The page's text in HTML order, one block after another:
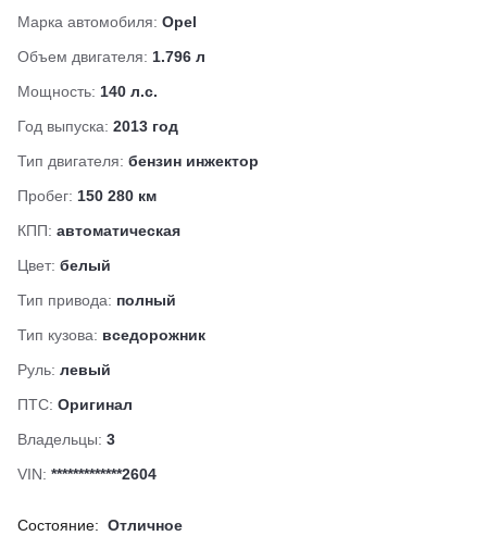
Марка автомобиля: Opel
Объем двигателя: 1.796 л
Мощность: 140 л.с.
Год выпуска: 2013 год
Тип двигателя: бензин инжектор
Пробег: 150 280 км
КПП: автоматическая
Цвет: белый
Тип привода: полный
Тип кузова: вседорожник
Руль: левый
ПТС: Оригинал
Владельцы: 3
VIN: *************2604
Состояние: Отличное